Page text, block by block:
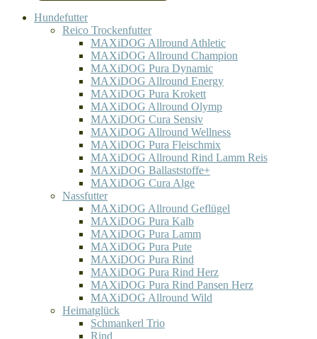
Hundefutter
Reico Trockenfutter
MAXiDOG Allround Athletic
MAXiDOG Allround Champion
MAXiDOG Pura Dynamic
MAXiDOG Allround Energy
MAXiDOG Pura Krokett
MAXiDOG Allround Olymp
MAXiDOG Cura Sensiv
MAXiDOG Allround Wellness
MAXiDOG Pura Fleischmix
MAXiDOG Allround Rind Lamm Reis
MAXiDOG Ballaststoffe+
MAXiDOG Cura Alge
Nassfutter
MAXiDOG Allround Geflügel
MAXiDOG Pura Kalb
MAXiDOG Pura Lamm
MAXiDOG Pura Pute
MAXiDOG Pura Rind
MAXiDOG Pura Rind Herz
MAXiDOG Pura Rind Pansen Herz
MAXiDOG Allround Wild
Heimatglück
Schmankerl Trio
Rind